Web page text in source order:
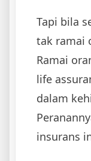
Tapi bila
tak ramai
Ramai
life
dalam
insurans